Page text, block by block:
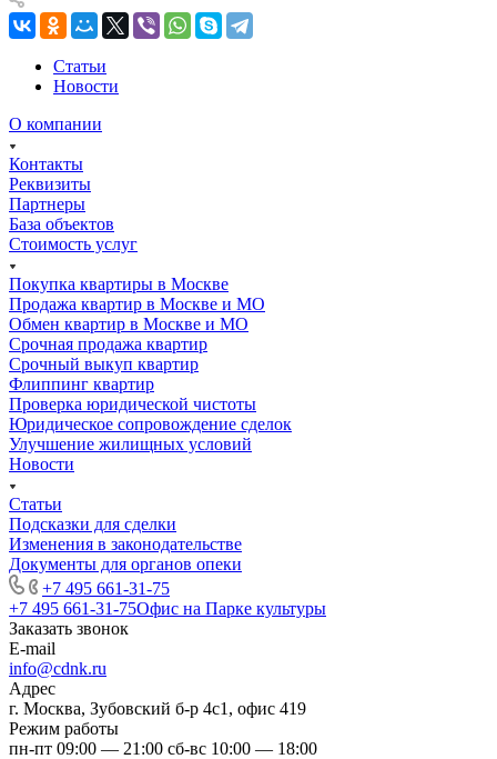
Статьи
Новости
О компании
Контакты
Реквизиты
Партнеры
База объектов
Стоимость услуг
Покупка квартиры в Москве
Продажа квартир в Москве и МО
Обмен квартир в Москве и МО
Срочная продажа квартир
Срочный выкуп квартир
Флиппинг квартир
Проверка юридической чистоты
Юридическое сопровождение сделок
Улучшение жилищных условий
Новости
Статьи
Подсказки для сделки
Изменения в законодательстве
Документы для органов опеки
+7 495 661-31-75
+7 495 661-31-75Офис на Парке культуры
Заказать звонок
E-mail
info@cdnk.ru
Адрес
г. Москва, Зубовский б-р 4с1, офис 419
Режим работы
пн-пт 09:00 — 21:00 сб-вс 10:00 — 18:00